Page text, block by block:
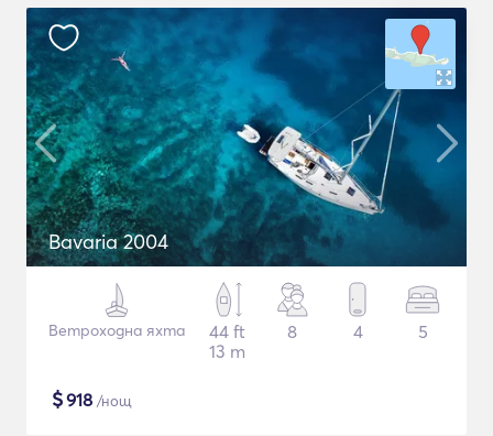
Bavaria 2004
Ветроходна яхта
44 ft
13 m
8 4 5
$918 /нощ